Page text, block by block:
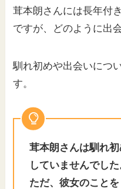
茸本朗さんには長年付
ですが、どのように出
馴れ初めや出会いにつ
す。
茸本朗さんは馴れ
していませんでした
ただ、彼女のこと